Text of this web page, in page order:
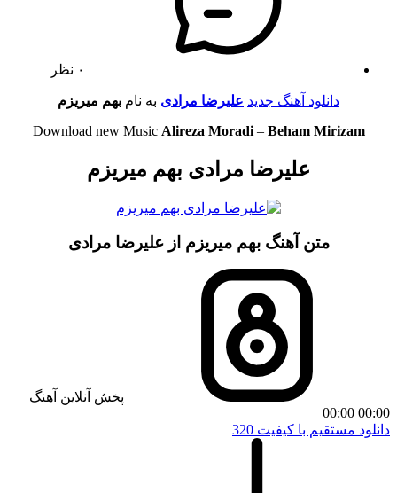
دانلود آهنگ جدید علیرضا مرادی به نام بهم میریزم
Download new Music Alireza Moradi– Beham Mirizam
علیرضا مرادی بهم میریزم
متن آهنگ بهم میریزم از علیرضا مرادی
پخش آنلاین آهنگ
00:00
00:00
دانلود مستقیم با کیفیت 320